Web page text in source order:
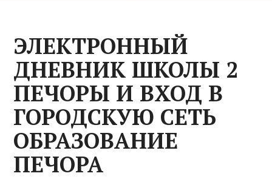
ЭЛЕКТРОННЫЙ
ДНЕВНИК ШКОЛЫ 2
ПЕЧОРЫ И ВХОД В
ГОРОДСКУЮ СЕТЬ
ОБРАЗОВАНИЕ
ПЕЧОРА